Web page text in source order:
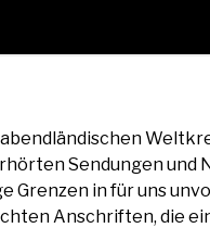
Sen­dun­gen und
Gren­zen in für uns
Anschrif­ten, die